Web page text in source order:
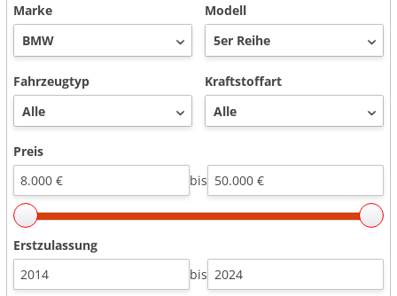
Marke
Modell
Fahrzeugtyp Kraftstoffart
Preis
bis
Erstzulassung
bis